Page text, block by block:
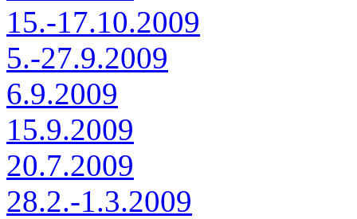
15.-17.10.2009
5.-27.9.2009
6.9.2009
15.9.2009
20.7.2009
28.2.-1.3.2009